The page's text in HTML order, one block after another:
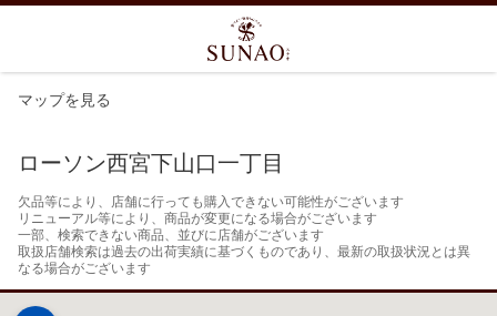
マップを見る
ローソン西宮下山口一丁目
欠品等により、店舗に行っても購入できない可能性がございます
リニューアル等により、商品が変更になる場合がございます
一部、検索できない商品、並びに店舗がございます
取扱店舗検索は過去の出荷実績に基づくものであり、最新の取扱状況とは異
なる場合がございます